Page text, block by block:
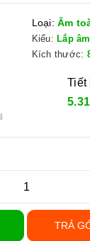
Loại: Âm
Kiểu: Lắp
Kích thước:
Tiết
TRẢ